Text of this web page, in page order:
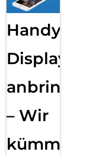
Handy
Displayfolie
anbringen
– Wir
kümmern